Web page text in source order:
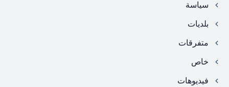
سياسة
بلديات
متفرقات
خاص
فيديوهات